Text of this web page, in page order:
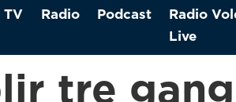
TV Radio Podcast
Radio
Live
tre